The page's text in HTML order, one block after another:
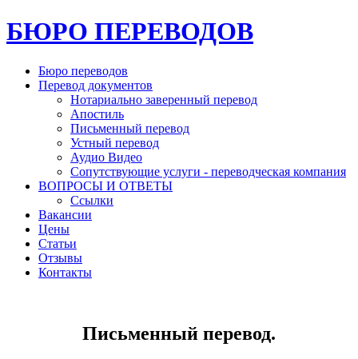
БЮРО ПЕРЕВОДОВ
Бюро переводов
Перевод документов
Нотариально заверенный перевод
Апостиль
Письменный перевод
Устный перевод
Аудио Видео
Сопутствующие услуги - переводческая компания
ВОПРОСЫ И ОТВЕТЫ
Ссылки
Вакансии
Цены
Статьи
Отзывы
Контакты
Письменный перевод.